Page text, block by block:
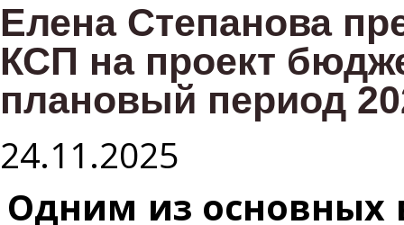
Елена Степанова
КСП на проект
плановый период
24.11.2025
Одним из основных